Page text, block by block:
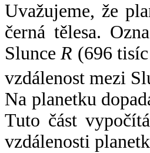
Uvažujeme, že
černá tělesa.
SlunceR (696
vzdálenost mezi
Na planetku
Tuto část
vzdálenosti